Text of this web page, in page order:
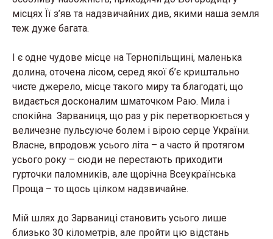
місцях Її з’яв та надзвичайних див, якими наша земля
теж дуже багата.
І є одне чудове місце на Тернопільщині, маленька
долина, оточена лісом, серед якої б’є криштально
чисте джерело, місце такого миру та благодаті, що
видається досконалим шматочком Раю. Мила і
спокійна Зарваниця, що раз у рік перетворюється у
величезне пульсуюче болем і вірою серце України.
Власне, впродовж усього літа – а часто й протягом
усього року – сюди не перестають приходити
гурточки паломників, але щорічна Всеукраїнська
Проща – то щось цілком надзвичайне.
Мій шлях до Зарваниці становить усього лише
близько 30 кілометрів, але пройти цю відстань